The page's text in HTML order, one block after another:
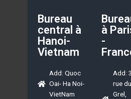
Bureau
central à
Hanoi-
Vietnam
Add: Quoc
Oai- Ha Noi-
VietNam
à
-
Add: 3
rue du
Grel,